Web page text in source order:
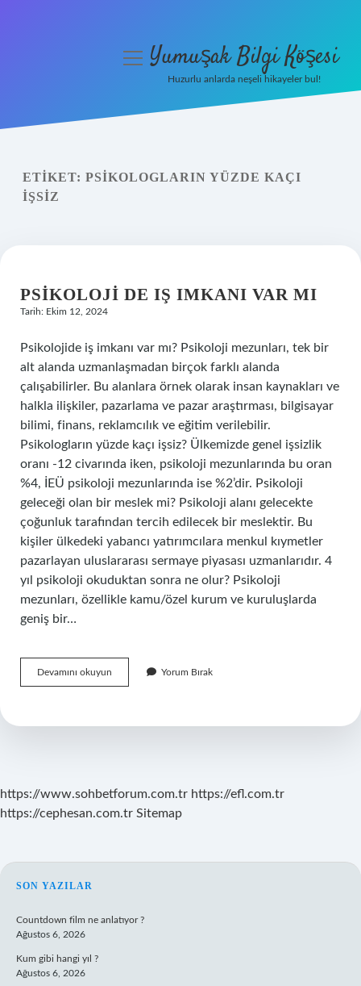
Yasal Uyarı
menüyüYumuşak Bilgi Köşesi
Huzurlu anlarda neşeli hikayeler bul!
ETIKET: PSIKOLOGLARIN YÜZDE KAÇI
IŞSIZ
PSIKOLOJI DE IŞ IMKANI VAR MI
Tarih: Ekim 12, 2024
Psikolojide iş imkanı var mı? Psikoloji mezunları, tek bir
alt alanda uzmanlaşmadan birçok farklı alanda
çalışabilirler. Bu alanlara örnek olarak insan kaynakları ve
halkla ilişkiler, pazarlama ve pazar araştırması, bilgisayar
bilimi, finans, reklamcılık ve eğitim verilebilir.
Psikologların yüzde kaçı işsiz? Ülkemizde genel işsizlik
oranı -12 civarında iken, psikoloji mezunlarında bu oran
%4, İEÜ psikoloji mezunlarında ise %2’dir. Psikoloji
geleceği olan bir meslek mi? Psikoloji alanı gelecekte
çoğunluk tarafından tercih edilecek bir meslektir. Bu
kişiler ülkedeki yabancı yatırımcılara menkul kıymetler
pazarlayan uluslararası sermaye piyasası uzmanlarıdır. 4
yıl psikoloji okuduktan sonra ne olur? Psikoloji
mezunları, özellikle kamu/özel kurum ve kuruluşlarda
geniş bir…
Devamını okuyun
De
Var
Yorum Bırak
https://www.sohbetforum.com.tr https://efl.com.tr
https://cephesan.com.tr Sitemap
SIDEBAR
SON YAZILAR
Countdown film ne anlatıyor ?
Ağustos 6, 2026
Kum gibi hangi yıl ?
Ağustos 6, 2026